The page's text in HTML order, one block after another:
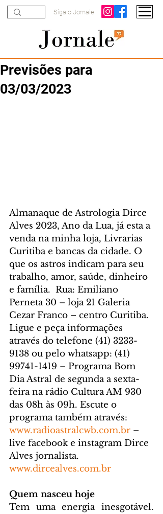
Siga o Jornale
Previsões para
03/03/2023
Almanaque de Astrologia Dirce
Alves 2023, Ano da Lua, já esta a
venda na minha loja, Livrarias
Curitiba e bancas da cidade. O
que os astros indicam para seu
trabalho, amor, saúde, dinheiro
e família.  Rua: Emiliano
Perneta 30 – loja 21 Galeria
Cezar Franco – centro Curitiba.
Ligue e peça informações
através do telefone (41) 3233-
9138 ou pelo whatsapp: (41)
99741-1419 – Programa Bom
Dia Astral de segunda a sexta-
feira na rádio Cultura AM 930
das 08h às 09h. Escute o
programa também através:
www.radioastralcwb.com.br –
live facebook e instagram Dirce
Alves jornalista.
www.dircealves.com.br
Quem nasceu hoje
Tem uma energia inesgotável.